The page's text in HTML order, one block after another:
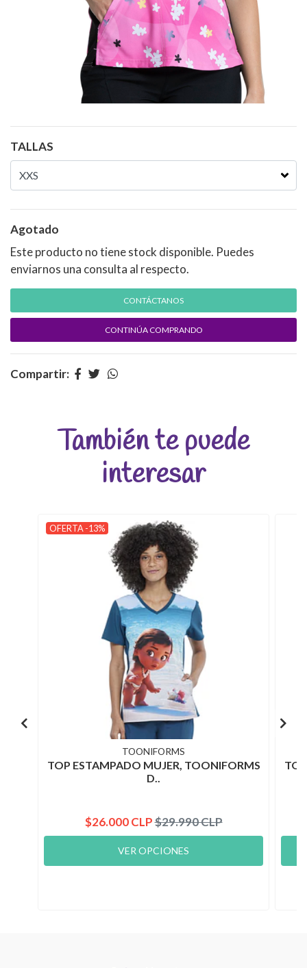
TALLAS
Agotado
Este producto no tiene stock disponible. Puedes
enviarnos una consulta al respecto.
CONTÁCTANOS
CONTINÚA COMPRANDO
Compartir:
También te puede
interesar
OFERTA -13%
TOONIFORMS
TOP ESTAMPADO MUJER, TOONIFORMS
D..
$26.000 CLP$29.990 CLP
VER OPCIONES